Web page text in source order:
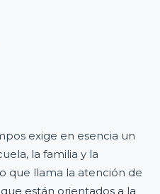
exige en esencia un
la familia y la
que llama la atención de
están orientados a la